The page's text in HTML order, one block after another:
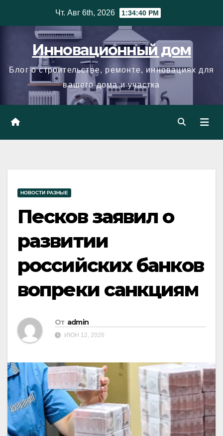
Чт. Авг 6th, 2026 1:34:41 PM
Инновационный дом
Блог о строительстве, ремонте, инновациях для
вашего дома и участка
НОВОСТИ РАЗНЫЕ
Песков заявил о
развитии
российских банков
вопреки санкциям
От admin
ИЮН 12, 2026